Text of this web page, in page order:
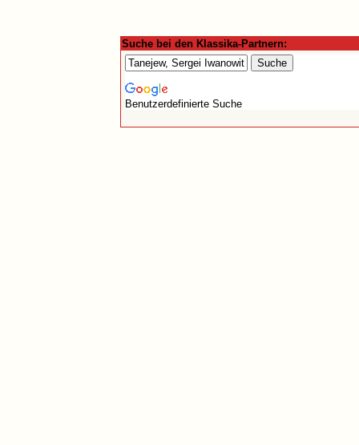
Suche bei den Klassika-Partnern:
Benutzerdefinierte Suche